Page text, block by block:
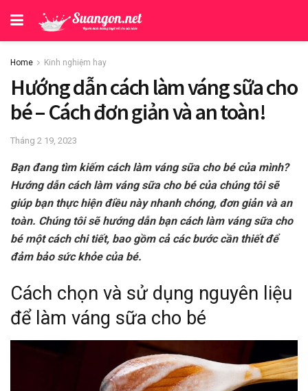
Home Kinh nghiệm hay
Hướng dẫn cách làm váng sữa cho
bé – Cách đơn giản và an toàn!
Tháng 2 19, 2023
Bạn đang tìm kiếm cách làm váng sữa cho bé của mình?
Hướng dẫn cách làm váng sữa cho bé của chúng tôi sẽ
giúp bạn thực hiện điều này nhanh chóng, đơn giản và an
toàn. Chúng tôi sẽ hướng dẫn bạn cách làm váng sữa cho
bé một cách chi tiết, bao gồm cả các bước cần thiết để
đảm bảo sức khỏe của bé.
Cách chọn và sử dụng nguyên liệu
để làm váng sữa cho bé